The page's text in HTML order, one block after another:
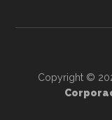
Copyright ©